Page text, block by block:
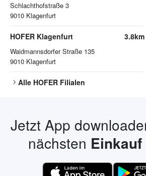
Schlachthofstraße 3
9010 Klagenfurt
HOFER Klagenfurt
Waidmannsdorfer Straße 135
9010 Klagenfurt
3.8km
Alle HOFER Filialen
Jetzt App
nächsten